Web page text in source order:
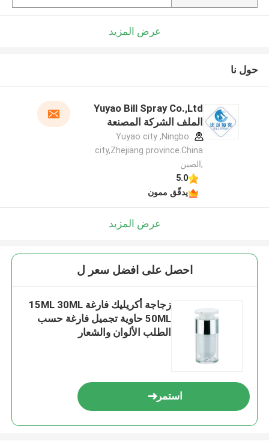
عرض المزيد
حول نا
Yuyao Bill Spray Co.,Ltd
الملف الشركة المصنعة
Yuyao city ,Ningbo
city,Zhejiang province.China
,الصين
5.0
يدقّق ممون
عرض المزيد
احصل على افضل سعر ل
زجاجة أكريليك فارغة 15ML 30ML
50ML حاوية تجميل فارغة حسب
الطلب الألوان والشعار
استمر